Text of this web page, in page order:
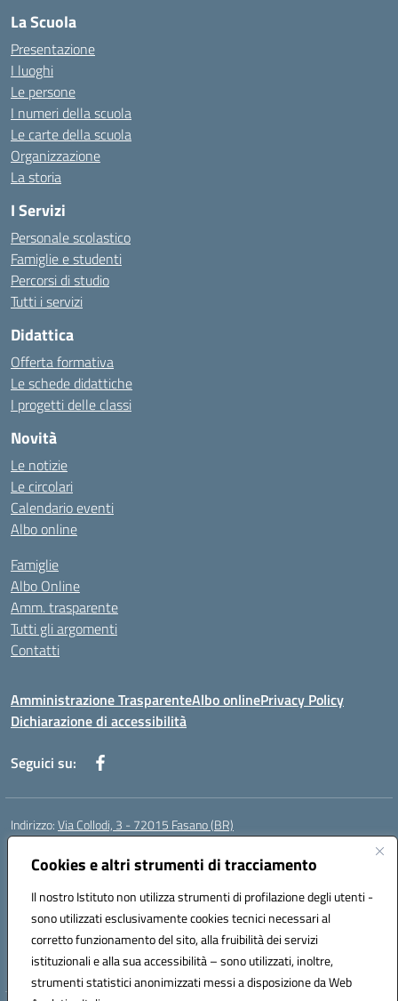
Cookies e altri strumenti di tracciamento
Il nostro Istituto non utilizza strumenti di profilazione degli utenti -
sono utilizzati esclusivamente cookies tecnici necessari al
corretto funzionamento del sito, alla fruibilità dei servizi
istituzionali e alla sua accessibilità – sono utilizzati, inoltre,
strumenti statistici anonimizzati messi a disposizione da Web
La Scuola
Presentazione
I luoghi
Le persone
I numeri della scuola
Le carte della scuola
Organizzazione
La storia
I Servizi
Personale scolastico
Famiglie e studenti
Percorsi di studio
Tutti i servizi
Didattica
Offerta formativa
Le schede didattiche
I progetti delle classi
Novità
Le notizie
Le circolari
Calendario eventi
Albo online
Famiglie
Albo Online
Amm. trasparente
Tutti gli argomenti
Contatti
Amministrazione TrasparenteAlbo onlinePrivacy Policy
Dichiarazione di accessibilità
Seguici su:
Indirizzo:Via Collodi, 3 - 72015 Fasano (BR)
Centralino:
Posta elettronica certificata (PEC):bric839004@pec.istruzione.it
Codice fiscale: 90059320748
Codice meccanografico:BRIC839004
Codice Indice delle Pubbliche Amministrazioni (IPA): istsc_bree02200r
Codice unico di fatturazione (CUF): MIL3BD